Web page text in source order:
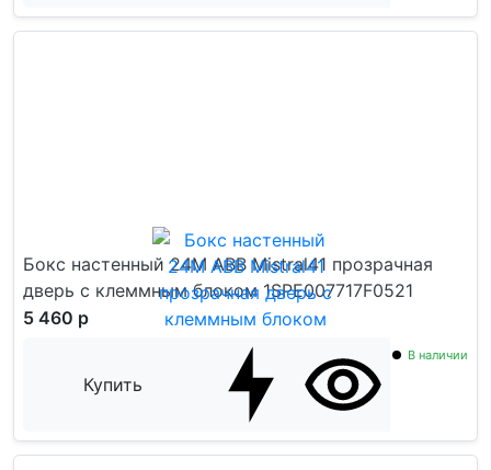
Бокс настенный 24М ABB Mistral41 прозрачная
дверь с клеммным блоком 1SPE007717F0521
5 460 р
Купить
В наличии